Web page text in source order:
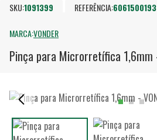
SKU:1091399 REFERÊNCIA:6061500193
MARCA:VONDER
Pinça para Microrretífica 1,6mm -